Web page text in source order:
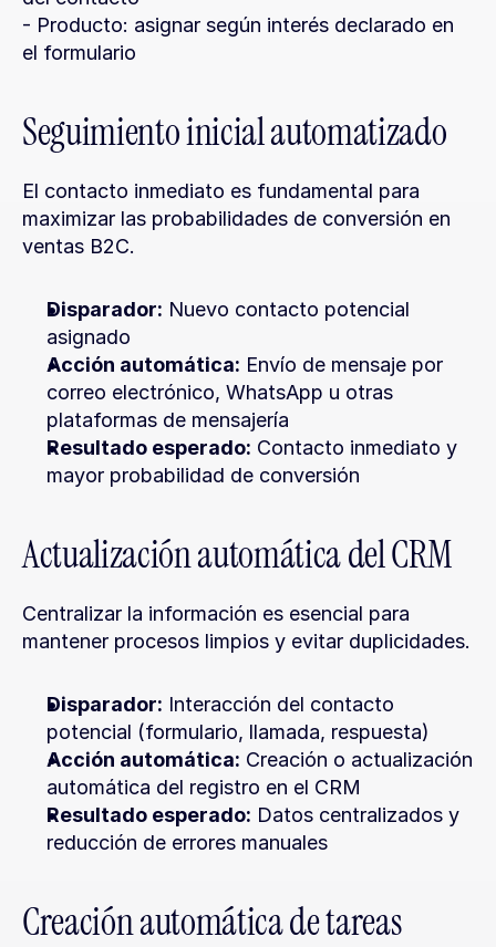
- Producto: asignar según interés declarado en
el formulario
Seguimiento inicial automatizado
El contacto inmediato es fundamental para
maximizar las probabilidades de conversión en
ventas B2C.
Disparador: Nuevo contacto potencial
asignado
Acción automática: Envío de mensaje por
correo electrónico, WhatsApp u otras
plataformas de mensajería
Resultado esperado: Contacto inmediato y
mayor probabilidad de conversión
Actualización automática del CRM
Centralizar la información es esencial para
mantener procesos limpios y evitar duplicidades.
Disparador: Interacción del contacto
potencial (formulario, llamada, respuesta)
Acción automática: Creación o actualización
automática del registro en el CRM
Resultado esperado: Datos centralizados y
reducción de errores manuales
Creación automática de tareas